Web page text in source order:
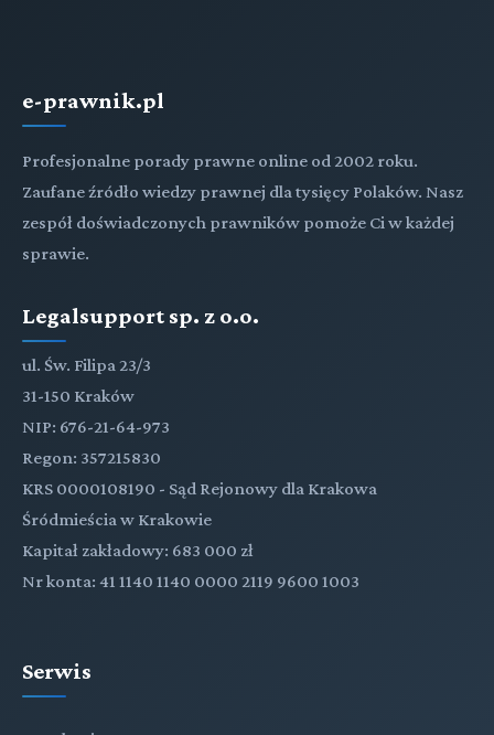
e-prawnik.pl
Profesjonalne porady prawne online od 2002 roku.
Zaufane źródło wiedzy prawnej dla tysięcy Polaków. Nasz
zespół doświadczonych prawników pomoże Ci w każdej
sprawie.
Legalsupport sp. z o.o.
ul. Św. Filipa 23/3
31-150 Kraków
NIP: 676-21-64-973
Regon: 357215830
KRS 0000108190 - Sąd Rejonowy dla Krakowa
Śródmieścia w Krakowie
Kapitał zakładowy: 683 000 zł
Nr konta: 41 1140 1140 0000 2119 9600 1003
Serwis